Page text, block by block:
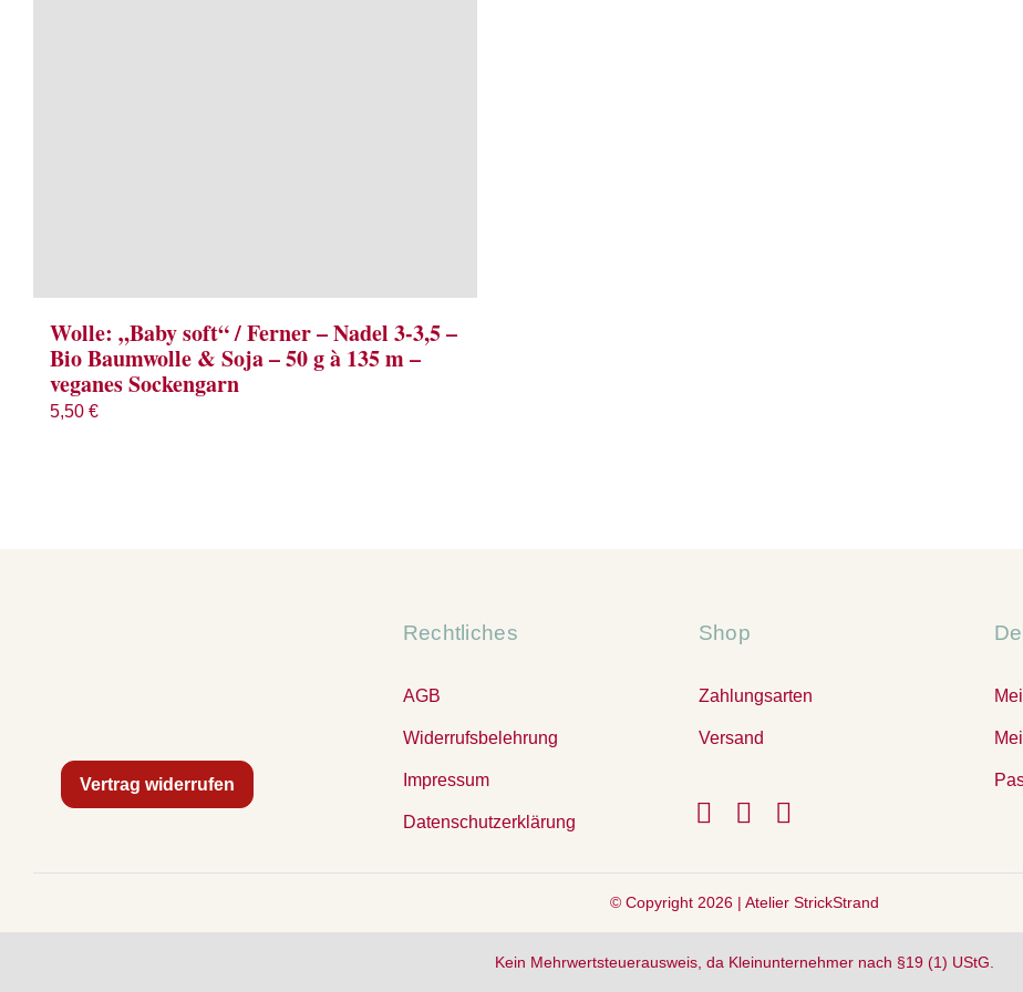
Wolle: „Baby soft“ / Ferner – Nadel 3-3,5 –
Bio Baumwolle & Soja – 50 g à 135 m –
veganes Sockengarn
5,50 €
Vertrag widerrufen
Rechtliches
AGB
Widerrufsbelehrung
Impressum
Datenschutzerklärung
Shop
Zahlungsarten
Versand
© Copyright 2026 | Atelier StrickStrand
Kein Mehrwertsteuerausweis, da Kleinunternehmer nach §19 (1) UStG.